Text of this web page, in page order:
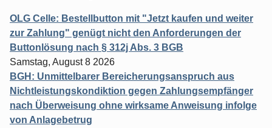
OLG Celle: Bestellbutton mit "Jetzt kaufen und weiter
zur Zahlung" genügt nicht den Anforderungen der
Buttonlösung nach § 312j Abs. 3 BGB
Samstag, August 8 2026
BGH: Unmittelbarer Bereicherungsanspruch aus
Nichtleistungskondiktion gegen Zahlungsempfänger
nach Überweisung ohne wirksame Anweisung infolge
von Anlagebetrug